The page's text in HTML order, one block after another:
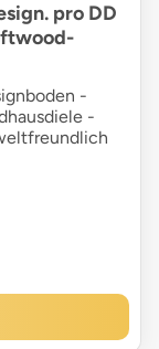
pro DD
-
-